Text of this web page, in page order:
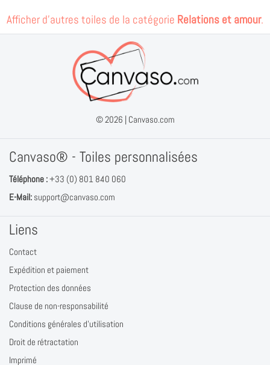
Afficher d'autres toiles de la catégorie Relations et amour.
© 2026 | Canvaso.com
Canvaso® - Toiles personnalisées
Téléphone :+33 (0) 801 840 060
E-Mail: support@canvaso.com
Liens
Contact
Expédition et paiement
Protection des données
Clause de non-responsabilité
Conditions générales d'utilisation
Droit de rétractation
Imprimé